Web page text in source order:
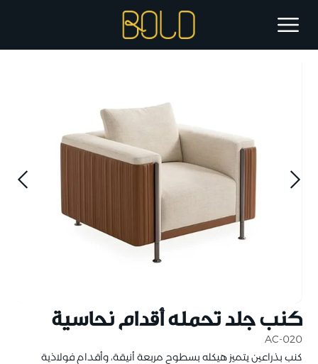
كنب جلد تحمله أقدام نحاسية
AC-020
كنب بذراعين يتميز هيكله بسطوح مربعة أنيقة، وأقدام فولاذية